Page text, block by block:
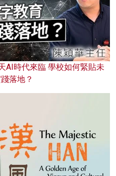
AI時代來臨 學校如何緊貼未
落地？